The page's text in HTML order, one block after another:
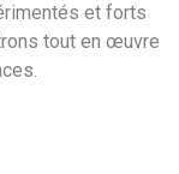
et forts
tout en œuvre